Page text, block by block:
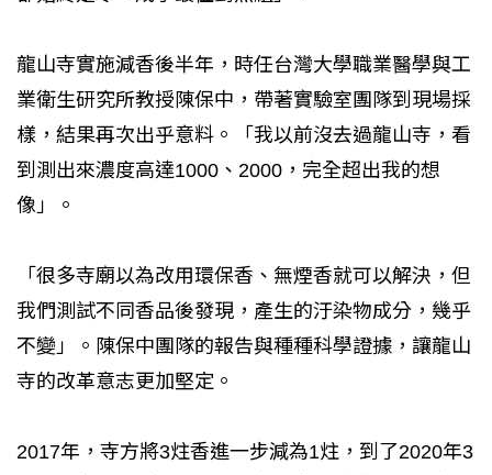
龍山寺實施減香後半年，時任台灣大學職業醫學與工
業衛生研究所教授陳保中，帶著實驗室團隊到現場採
樣，結果再次出乎意料。「我以前沒去過龍山寺，看
到測出來濃度高達1000、2000，完全超出我的想
像」。
「很多寺廟以為改用環保香、無煙香就可以解決，但
我們測試不同香品後發現，產生的汙染物成分，幾乎
不變」。陳保中團隊的報告與種種科學證據，讓龍山
寺的改革意志更加堅定。
2017年，寺方將3炷香進一步減為1炷，到了2020年3